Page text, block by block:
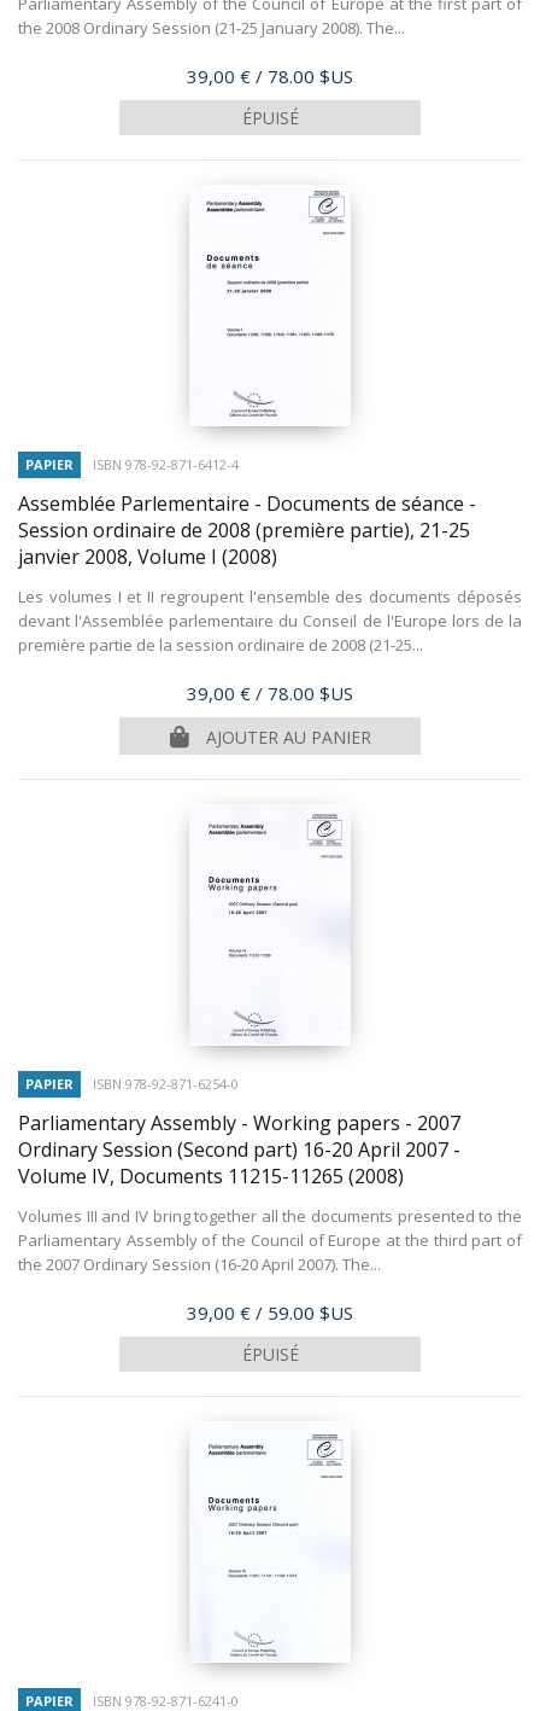
the 2008 Ordinary Session (21-25 January 2008). The...
Prix
39,00 € / 78.00 $US
ÉPUISÉ
PAPIER ISBN 978-92-871-6412-4
Assemblée Parlementaire - Documents de séance -
Session ordinaire de 2008 (première partie), 21-25
janvier 2008, Volume I (2008)
Les volumes I et II regroupent l'ensemble des documents déposés
devant l'Assemblée parlementaire du Conseil de l'Europe lors de la
première partie de la session ordinaire de 2008 (21-25...
Prix
39,00 € / 78.00 $US
AJOUTER AU PANIER
PAPIER ISBN 978-92-871-6254-0
Parliamentary Assembly - Working papers - 2007
Ordinary Session (Second part) 16-20 April 2007 -
Volume IV, Documents 11215-11265 (2008)
Volumes III and IV bring together all the documents presented to the
Parliamentary Assembly of the Council of Europe at the third part of
the 2007 Ordinary Session (16-20 April 2007). The...
Prix
39,00 € / 59.00 $US
ÉPUISÉ
PAPIER ISBN 978-92-871-6241-0